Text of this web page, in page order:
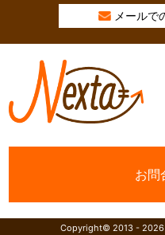
メールで
お
Copyright© 2013 - 2026